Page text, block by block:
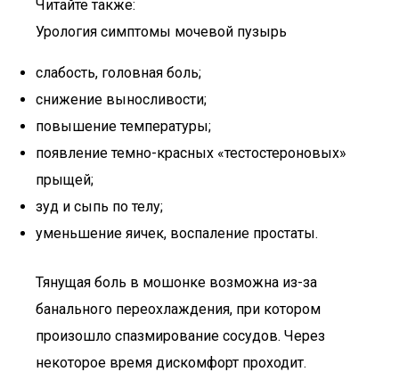
Читайте также:
Урология симптомы мочевой пузырь
слабость, головная боль;
снижение выносливости;
повышение температуры;
появление темно-красных «тестостероновых»
прыщей;
зуд и сыпь по телу;
уменьшение яичек, воспаление простаты.
Тянущая боль в мошонке возможна из-за
банального переохлаждения, при котором
произошло спазмирование сосудов. Через
некоторое время дискомфорт проходит.